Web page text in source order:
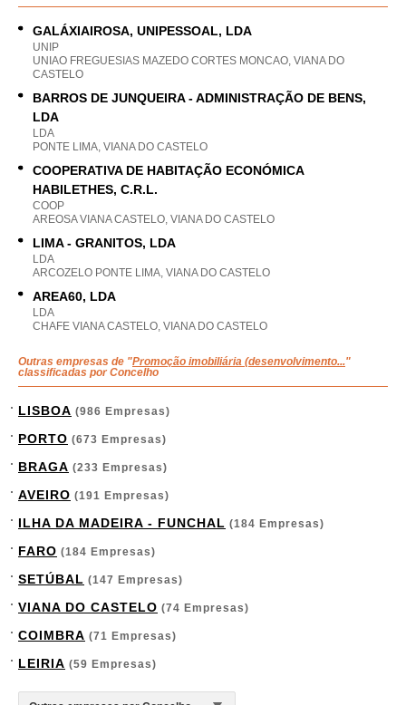
GALÁXIAIROSA, UNIPESSOAL, LDA
UNIP
UNIAO FREGUESIAS MAZEDO CORTES MONCAO, VIANA DO
CASTELO
BARROS DE JUNQUEIRA - ADMINISTRAÇÃO DE BENS,
LDA
LDA
PONTE LIMA, VIANA DO CASTELO
COOPERATIVA DE HABITAÇÃO ECONÓMICA
HABILETHES, C.R.L.
COOP
AREOSA VIANA CASTELO, VIANA DO CASTELO
LIMA - GRANITOS, LDA
LDA
ARCOZELO PONTE LIMA, VIANA DO CASTELO
AREA60, LDA
LDA
CHAFE VIANA CASTELO, VIANA DO CASTELO
Outras empresas de "Promoção imobiliária (desenvolvimento..."
classificadas por Concelho
LISBOA (986 Empresas)
PORTO (673 Empresas)
BRAGA (233 Empresas)
AVEIRO (191 Empresas)
ILHA DA MADEIRA - FUNCHAL (184 Empresas)
FARO (184 Empresas)
SETÚBAL (147 Empresas)
VIANA DO CASTELO (74 Empresas)
COIMBRA (71 Empresas)
LEIRIA (59 Empresas)